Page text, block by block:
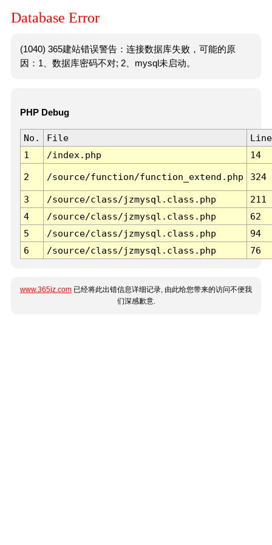
Database Error
(1040) 365建站错误警告：连接数据库失败，可能的原
因：1、数据库密码不对; 2、mysql未启动。
PHP Debug
No. File
Line
1
/index.php 14
2 /source/function/function_extend.php 324
3 /source/class/jzmysql.class.php
211
4
/source/class/jzmysql.class.php
62
5
/source/class/jzmysql.class.php
94
6
/source/class/jzmysql.class.php 76
www.365jz.com 已经将此出错信息详细记录, 由此给您带来的访问不便我
们深感歉意.